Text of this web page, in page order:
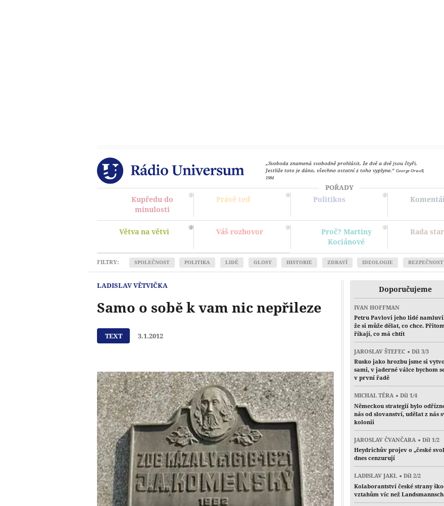
„Svoboda znamená svobodně prohlásit, že dvě a dvě jsou čtyři.
Jestliže toto je dáno, všechno ostatní z toho vyplyne.“ George Orwell,
1984
POŘADY
Kupředu do
minulosti
Právě teď Politikos
Větva na větvi Váš rozhovor
Proč? Martiny
Kociánové
Rada
FILTRY: SPOLEČNOST POLITIKA LIDÉ GLOSY HISTORIE ZDRAVÍ IDEOLOGIE BEZPEČNOST
LADISLAV VĚTVIČKA
Samo o sobě k vam nic nepřileze
TEXT 3.1.2012
Doporučujeme
IVAN HOFFMAN
Petru Pavlovi jeho lidé
že si může dělat, co chce.
říkají, co má chtít
JAROSLAV ŠTEFEC
Díl 3/3
Rusko jako hrozbu jsme si
sami, v jaderné válce bychom
v první řadě
MICHAL TÉRA
Díl 1/4
Německou strategií bylo
nás od slovanství, udělat z nás
kolonii
JAROSLAV ČVANČARA
Díl 1/2
Heydrichův projev o „české
dnes cenzurují
LADISLAV JAKL
Díl 2/2
Kolaborantství české strany
vztahům víc než